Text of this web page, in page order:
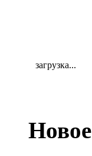
загрузка...